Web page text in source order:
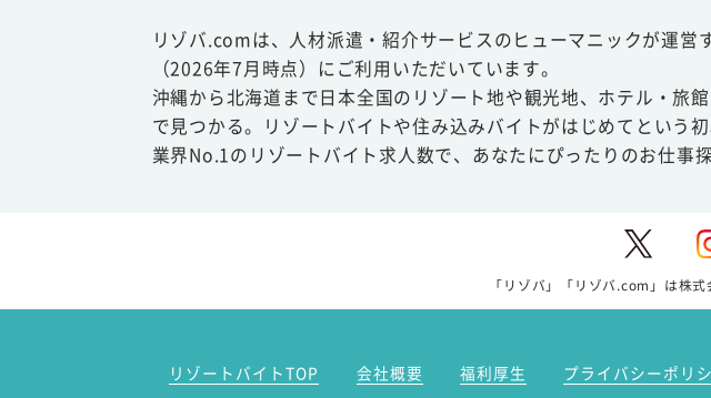
リゾバ.comは、人材派遣・紹介サービスのヒューマニックが運
（2026年7月時点）にご利用いただいています。
沖縄から北海道まで日本全国のリゾート地や観光地、ホテル・旅
で見つかる。リゾートバイトや住み込みバイトがはじめてという
業界No.1のリゾートバイト求人数で、あなたにぴったりのお仕事
「リゾバ」「リゾバ.com」は株
リゾートバイトTOP 会社概要 福利厚生 プライバシーポリ